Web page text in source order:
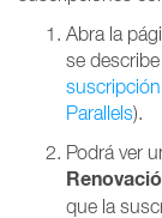
Abra la
se
Parallels).
Podrá ver
que la